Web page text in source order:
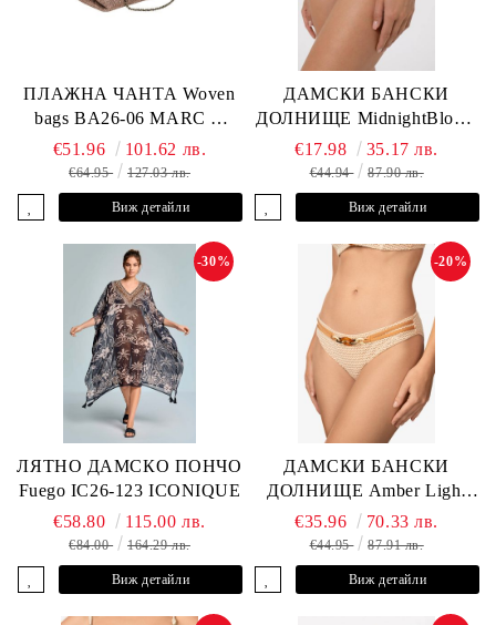
ПЛАЖНА ЧАНТА Woven
bags BA26-06 MARC &
ANDRE
€51.96 101.62 лв.
€64.95 127.03 лв.
Виж детайли
ДАМСКИ БАНСКИ
ДОЛНИЩЕ MidnightBloom
L2505-Z-MCR MARC &
ANDRE
€17.98 35.17 лв.
€44.94 87.90 лв.
Виж детайли
ЛЯТНО ДАМСКО ПОНЧО
Fuego IC26-123 ICONIQUE
-30%
€58.80 115.00 лв.
€84.00 164.29 лв.
Виж детайли
ДАМСКИ БАНСКИ
ДОЛНИЩЕ Amber Light
L2605-Z-MCB MARC &
ANDRE
-20%
€35.96 70.33 лв.
€44.95 87.91 лв.
Виж детайли